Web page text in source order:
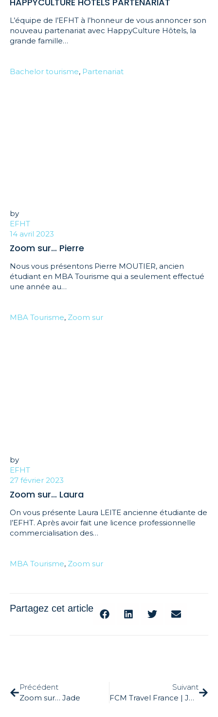
L’équipe de l’EFHT à l’honneur de vous annoncer son
nouveau partenariat avec HappyCulture Hôtels, la
grande famille…
Bachelor tourisme, Partenariat
by
EFHT
14 avril 2023
Zoom sur… Pierre
Nous vous présentons Pierre MOUTIER, ancien
étudiant en MBA Tourisme qui a seulement effectué
une année au…
MBA Tourisme, Zoom sur
by
EFHT
27 février 2023
Zoom sur… Laura
On vous présente Laura LEITE ancienne étudiante de
l’EFHT. Après avoir fait une licence professionnelle
commercialisation des…
MBA Tourisme, Zoom sur
Partagez cet article
Précédent
Zoom sur… Jade
Suivant
FCM Travel France | Job Dating